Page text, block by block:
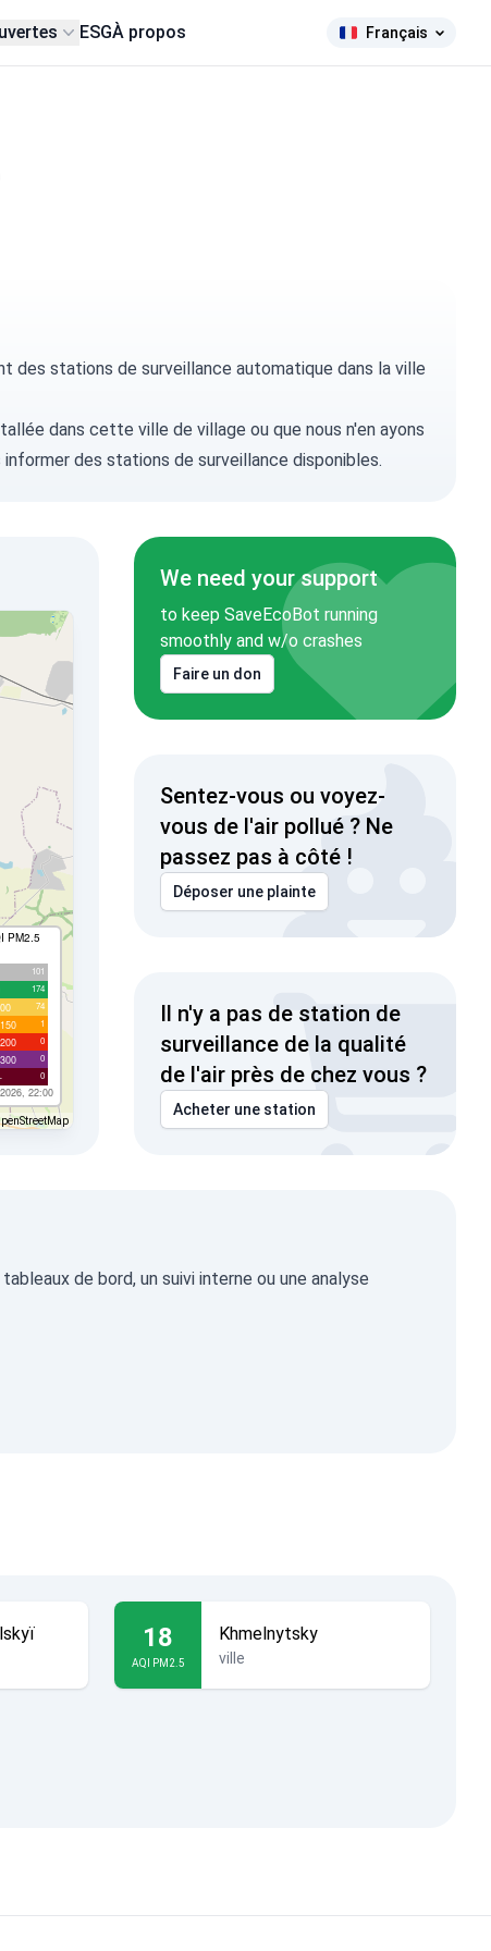
ESGÀ propos Français
des stations de surveillance automatique dans la ville
dans cette ville de village ou que nous n'en ayons
informerdes stations de surveillance disponibles.
PM2.5
101
174
74
1
0
0
0
22:00
We need your support
to keep SaveEcoBot running
smoothly and w/o crashes
Faire un don
Sentez-vous ou voyez-
vous de l'air pollué ? Ne
passez pas à côté !
Déposer une plainte
Il n'y a pas de station de
surveillance de la qualité
de l'air près de chez vous ?
Acheter une station
de bord, un suivi interne ou une analyse
18
AQI PM2.5
Khmelnytsky
ville